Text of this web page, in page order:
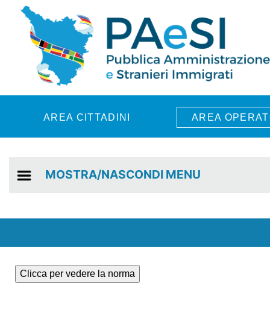
Skip to main content
AREA CITTADINI AREA
MOSTRA/NASCONDI MENU
Clicca per vedere la norma